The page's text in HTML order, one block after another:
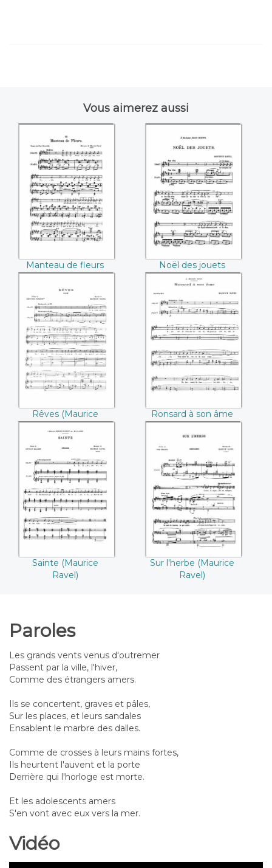
Vous aimerez aussi
Manteau de fleurs
((Maurice Ravel))
Manteau de fleurs
(Maurice Ravel)
Noël des jouets
((Maurice Ravel))
Noël des jouets
(Maurice Ravel)
Rêves ((Maurice
Ravel))
Rêves (Maurice
Ravel)
Ronsard à son âme
((Maurice Ravel))
Ronsard à son âme
(Maurice Ravel)
Sainte ((Maurice
Ravel))
Sainte (Maurice
Ravel)
Sur l'herbe
((Maurice Ravel))
Sur l'herbe (Maurice
Ravel)
Paroles
Les grands vents venus d'outremer
Passent par la ville, l'hiver,
Comme des étrangers amers.
Ils se concertent, graves et pâles,
Sur les places, et leurs sandales
Ensablent le marbre des dalles.
Comme de crosses à leurs mains fortes,
Ils heurtent l'auvent et la porte
Derrière qui l'horloge est morte.
Et les adolescents amers
S'en vont avec eux vers la mer.
Vidéo